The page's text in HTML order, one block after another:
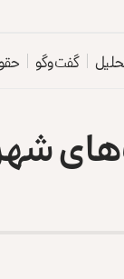
گفت‌وگو